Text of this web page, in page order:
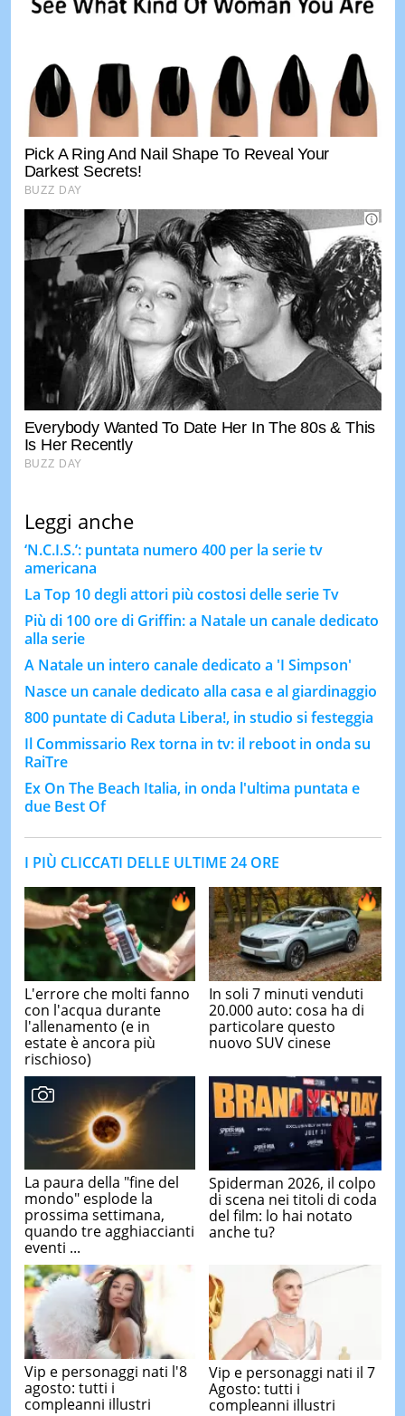
Leggi anche
‘N.C.I.S.’: puntata numero 400 per la serie tv
americana
La Top 10 degli attori più costosi delle serie Tv
Più di 100 ore di Griffin: a Natale un canale dedicato
alla serie
A Natale un intero canale dedicato a 'I Simpson'
Nasce un canale dedicato alla casa e al giardinaggio
800 puntate di Caduta Libera!, in studio si festeggia
Il Commissario Rex torna in tv: il reboot in onda su
RaiTre
Ex On The Beach Italia, in onda l'ultima puntata e
due Best Of
I PIÙ CLICCATI DELLE ULTIME 24 ORE
L'errore che molti fanno
con l'acqua durante
l'allenamento (e in
estate è ancora più
rischioso)
In soli 7 minuti venduti
20.000 auto: cosa ha di
particolare questo
nuovo SUV cinese
La paura della "fine del
mondo" esplode la
prossima settimana,
quando tre agghiaccianti
eventi ...
Spiderman 2026, il colpo
di scena nei titoli di coda
del film: lo hai notato
anche tu?
Vip e personaggi nati l'8
agosto: tutti i
compleanni illustri
Vip e personaggi nati il 7
Agosto: tutti i
compleanni illustri